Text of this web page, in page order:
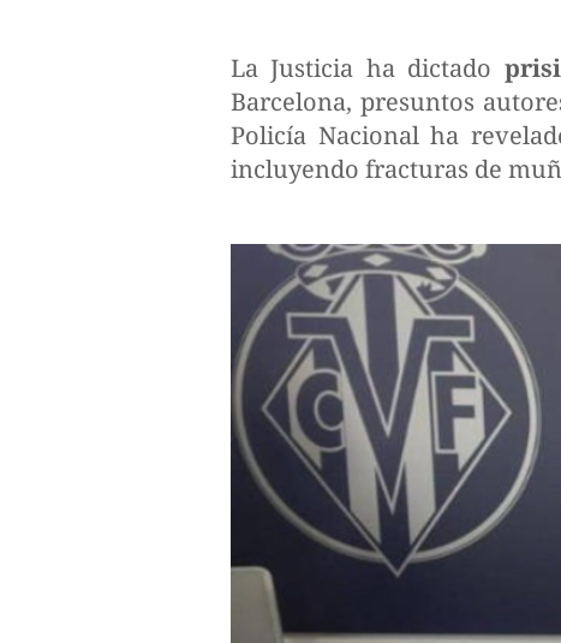
La Justicia ha dictado
Barcelona, presuntos
Policía Nacional ha
incluyendo fracturas de